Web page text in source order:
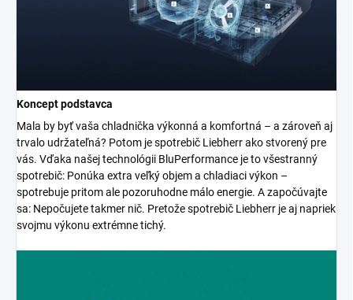
Koncept podstavca
Mala by byť vaša chladnička výkonná a komfortná – a zároveň aj
trvalo udržateľná? Potom je spotrebič Liebherr ako stvorený pre
vás. Vďaka našej technológii BluPerformance je to všestranný
spotrebič: Ponúka extra veľký objem a chladiaci výkon –
spotrebuje pritom ale pozoruhodne málo energie. A započúvajte
sa: Nepočujete takmer nič. Pretože spotrebič Liebherr je aj napriek
svojmu výkonu extrémne tichý.